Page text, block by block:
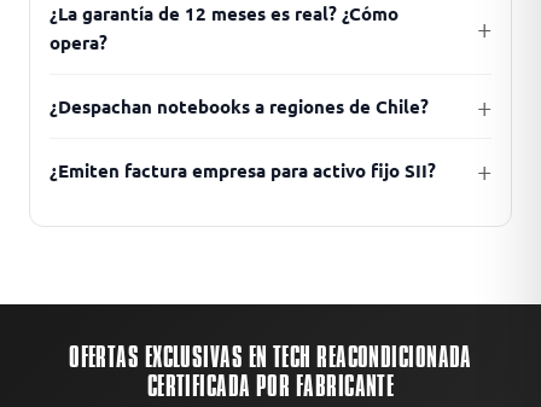
¿La garantía de 12 meses es real? ¿Cómo
opera?
¿Despachan notebooks a regiones de Chile?
¿Emiten factura empresa para activo fijo SII?
OFERTAS EXCLUSIVAS EN TECH REACONDICIONADA
CERTIFICADA POR FABRICANTE